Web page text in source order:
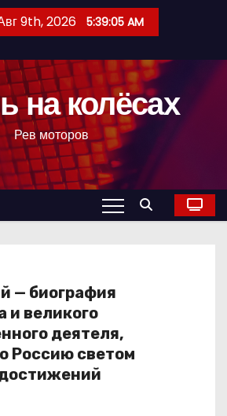
9th, 2026 5:39:06 AM
на колёсах
Рев моторов
— биография
и великого
деятеля,
Россию светом